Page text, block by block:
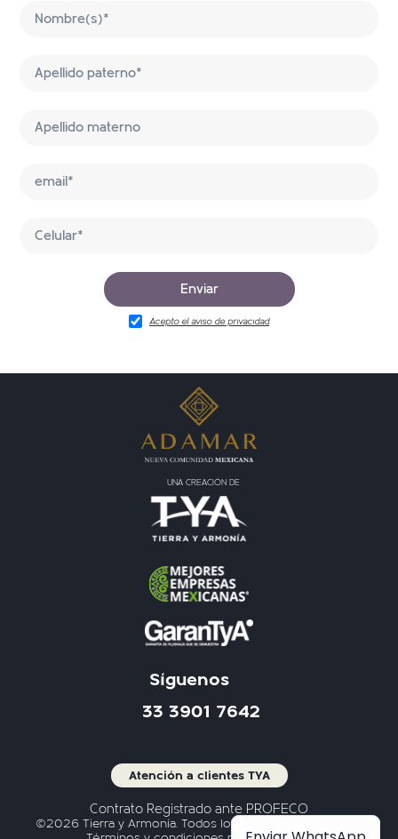
Acepto el aviso de privacidad
UNA CREACIÓN DE
Síguenos
33 3901 7642
Atención a clientes TYA
Contrato Registrado ante PROFECO
©2026 Tierra y Armonía. Todos los derechos reservados.